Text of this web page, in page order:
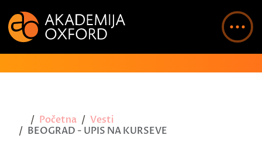
Početna
Vesti
BEOGRAD - UPIS NA KURSEVE